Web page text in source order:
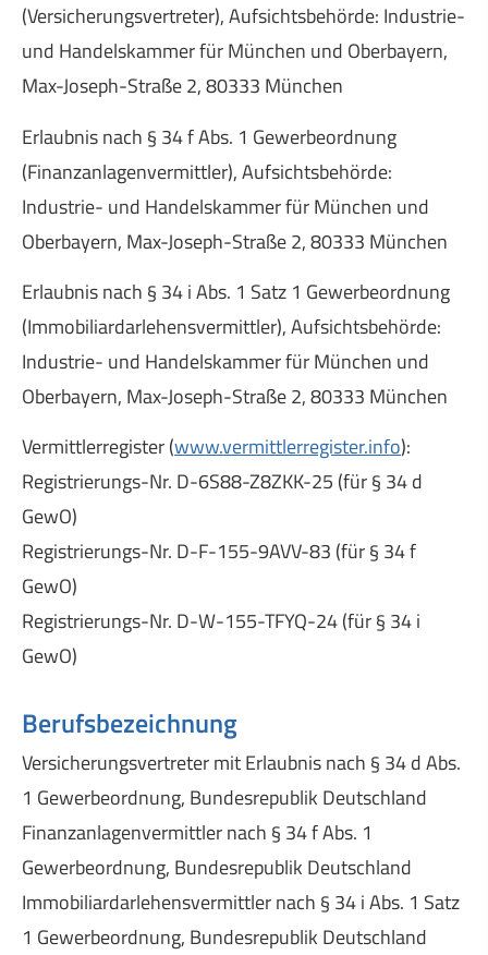
(Versicherungsvertreter), Aufsichtsbehörde: Industrie-
und Handelskammer für München und Oberbayern,
Max-Joseph-Straße 2, 80333 München
Erlaubnis nach § 34 f Abs. 1 Gewerbeordnung
(Finanzanlagenvermittler), Aufsichtsbehörde:
Industrie- und Handelskammer für München und
Oberbayern, Max-Joseph-Straße 2, 80333 München
Erlaubnis nach § 34 i Abs. 1 Satz 1 Gewerbeordnung
(Immobiliardarlehensvermittler), Aufsichtsbehörde:
Industrie- und Handelskammer für München und
Oberbayern, Max-Joseph-Straße 2, 80333 München
Vermittlerregister (www.vermittlerregister.info):
Registrierungs-Nr. D-6S88-Z8ZKK-25 (für § 34 d
GewO)
Registrierungs-Nr. D-F-155-9AVV-83 (für § 34 f
GewO)
Registrierungs-Nr. D-W-155-TFYQ-24 (für § 34 i
GewO)
Berufsbezeichnung
Versicherungsvertreter mit Erlaubnis nach § 34 d Abs.
1 Gewerbeordnung, Bundesrepublik Deutschland
Finanzanlagenvermittler nach § 34 f Abs. 1
Gewerbeordnung, Bundesrepublik Deutschland
Immobiliardarlehensvermittler nach § 34 i Abs. 1 Satz
1 Gewerbeordnung, Bundesrepublik Deutschland